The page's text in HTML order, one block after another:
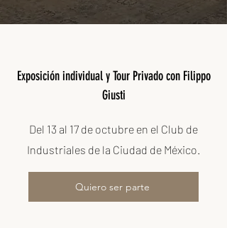
Exposición individual y Tour Privado con Filippo
Giusti
Del 13 al 17 de octubre en el Club de
Industriales de la Ciudad de México.
Quiero ser parte